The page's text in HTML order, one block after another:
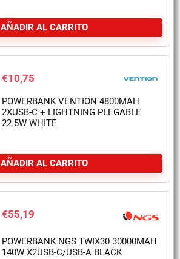
AÑADIR AL CARRITO
€10,75
POWERBANK VENTION 4800MAH
2XUSB-C + LIGHTNING PLEGABLE
22.5W WHITE
AÑADIR AL CARRITO
€55,19
POWERBANK NGS TWIX30 30000MAH
140W X2USB-C/USB-A BLACK